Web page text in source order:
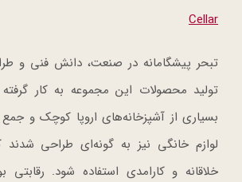
تبحر پیشگامانه در صنعت، دانش فنی و
تولید محصولات این مجموعه به کار
بسیاری از آشپزخانه‌های اروپا کوچک و
لوازم خانگی نیز به گونه‌ای طراحی
خلاقانه و کارامدی استفاده شود. رقابتی